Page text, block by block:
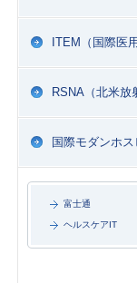
ITEM（国際医
RSNA（北米放
国際モダンホ
富士通
ヘルスケアIT